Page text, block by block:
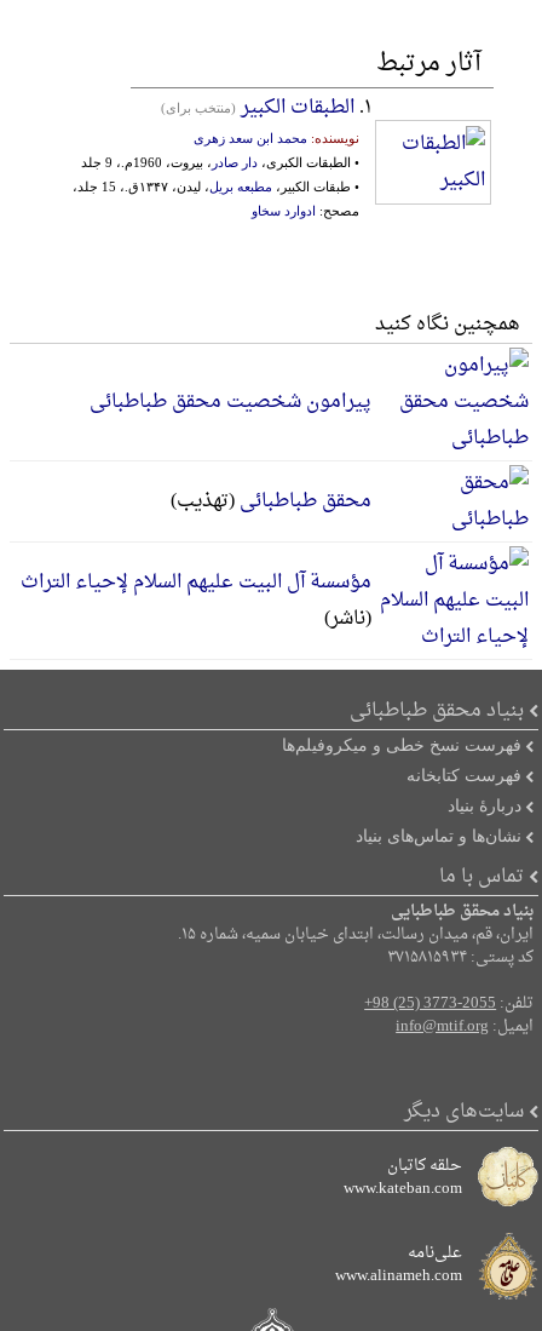
آثار مرتبط
۱. الطبقات الکبیر (منتخب برای)
نویسنده: محمد ابن سعد زهری
• الطبقات الکبری، دار صادر ، بیروت، 1960م.، 9 جلد
• طبقات الکبیر، مطبعه بریل
، لیدن، ۱۳۴۷ق.، 15 جلد،
مصحح: ادوارد سخاو
همچنین نگاه کنید
پیرامون شخصیت محقق طباطبائی
محقق طباطبائی(تهذیب)
مؤسسة آل البیت علیهم السلام لإحیاء التراث
(ناشر)
بنیاد محقق طباطبائی
فهرست نسخ خطی و میکروفیلم‌ها
فهرست کتابخانه
دربارۀ بنیاد
نشان‌ها و تماس‌های بنیاد
تماس با ما
بنیاد محقق طباطبایی
ایران، قم، میدان رسالت، ابتدای خیابان سمیه، شماره ۱۵.
کد پستی: ۳۷۱۵۸۱۵۹۳۴
تلفن:+98 (25) 3773-2055
ایمیل:info@mtif.org
سایت‌های دیگر
حلقه کاتبان
www.kateban.com
علی‌نامه
www.alinameh.com